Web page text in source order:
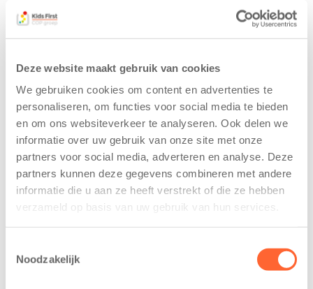
Deze website maakt gebruik van cookies
We gebruiken cookies om content en advertenties te
personaliseren, om functies voor social media te bieden
en om ons websiteverkeer te analyseren. Ook delen we
informatie over uw gebruik van onze site met onze
partners voor social media, adverteren en analyse. Deze
partners kunnen deze gegevens combineren met andere
informatie die u aan ze heeft verstrekt of die ze hebben
verzameld op basis van uw gebruik van hun services.
Noodzakelijk
Kids First
voor nieuw
kindcentrum in
wijk Wiarda in
Leeuwarden
11 juni 2026
Leeuwarden –
Kids First
Kinderopvang
gezet voor de
van de Mini 4
Mijl tijdens de
Menzis 4 Mijl
van Groningen
13 mei 2026
De jongste
deelnemers van
het grootste